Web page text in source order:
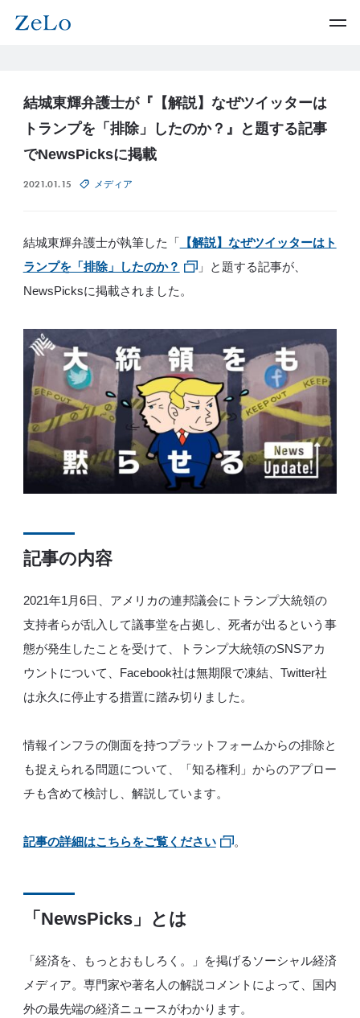
結城東輝弁護士が『【解説】なぜツイッターは
トランプを「排除」したのか？』と題する記事
でNewsPicksに掲載
2021.01.15 メディア
結城東輝弁護士が執筆した「 【解説】なぜツイッターはト
ランプを「排除」したのか？
」と題する記事が、
NewsPicksに掲載されました。
記事の内容
2021年1月6日、アメリカの連邦議会にトランプ大統領の
支持者らが乱入して議事堂を占拠し、死者が出るという事
態が発生したことを受けて、トランプ大統領のSNSアカ
ウントについて、Facebook社は無期限で凍結、Twitter社
は永久に停止する措置に踏み切りました。
情報インフラの側面を持つプラットフォームからの排除と
も捉えられる問題について、「知る権利」からのアプロー
チも含めて検討し、解説しています。
記事の詳細はこちらをご覧ください 。
「NewsPicks」とは
「経済を、もっとおもしろく。」を掲げるソーシャル経済
メディア。専門家や著名人の解説コメントによって、国内
外の最先端の経済ニュースがわかります。